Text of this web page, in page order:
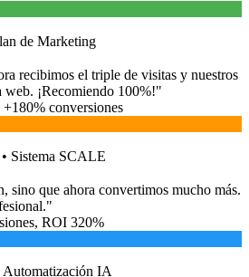
de Marketing
recibimos el triple de visitas y nuestros
¡Recomiendo 100%!"
conversiones
• Sistema SCALE
sino que ahora convertimos mucho más.
ROI 320%
Automatización IA